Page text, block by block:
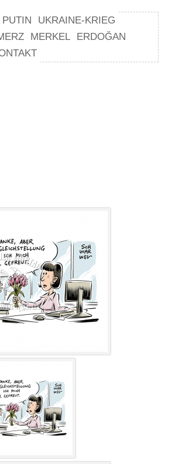
PUTIN
UKRAINE-KRIEG
MERKEL
ERDOĞAN